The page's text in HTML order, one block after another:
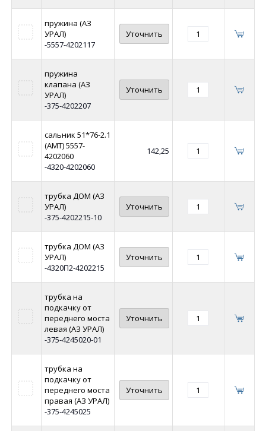
пружина (АЗ
УРАЛ)
-5557-4202117
Уточнить
пружина
клапана (АЗ
УРАЛ)
-375-4202207
Уточнить
сальник 51*76-2.1
(АМТ) 5557-
4202060
-4320-4202060
142,25
трубка ДОМ (АЗ
УРАЛ)
-375-4202215-10
Уточнить
трубка ДОМ (АЗ
УРАЛ)
-4320П2-4202215
Уточнить
трубка на
подкачку от
переднего моста
левая (АЗ УРАЛ)
-375-4245020-01
Уточнить
трубка на
подкачку от
переднего моста
правая (АЗ УРАЛ)
-375-4245025
Уточнить